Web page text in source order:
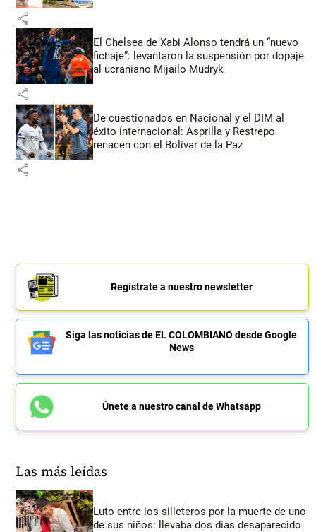
share
El Chelsea de Xabi Alonso tendrá un “nuevo
fichaje”: levantaron la suspensión por dopaje
al ucraniano Mijailo Mudryk
share
De cuestionados en Nacional y el DIM al
éxito internacional: Asprilla y Restrepo
renacen con el Bolívar de la Paz
share
Regístrate a nuestro newsletter
Siga las noticias de EL COLOMBIANO desde Google
News
Únete a nuestro canal de Whatsapp
Las más leídas
Luto entre los silleteros por la muerte de uno
de sus niños: llevaba dos días desaparecido